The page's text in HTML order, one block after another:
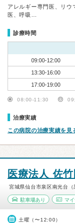
アレルギー専門医、リウ
医、呼吸…
診療時間
09:00-12:00
13:30-16:00
17:00-19:00
08:00-11:30
治療実績
この病院の治療実績を見
医療法人 佐
宮城県仙台市泉区南光台（
駐車場あり マ
土曜（〜12:00）